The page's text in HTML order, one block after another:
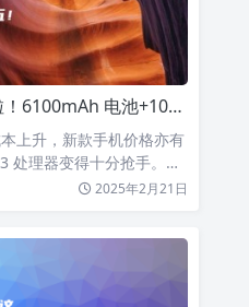
池+100w+ 骁龙8至尊版，仅两千五！
上升，新款手机价格亦有
处理器变得十分抢手。许
2025年2月21日